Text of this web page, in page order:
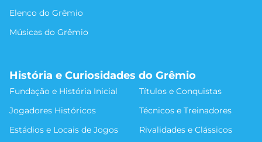
Elenco do Grêmio
Músicas do Grêmio
História e Curiosidades do Grêmio
Fundação e História Inicial
Títulos e Conquistas
Jogadores Históricos
Técnicos e Treinadores
Estádios e Locais de Jogos
Rivalidades e Clássicos